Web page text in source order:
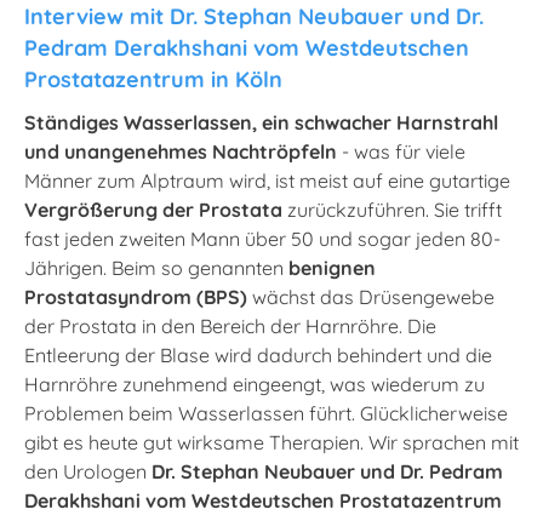
Interview mit Dr. Stephan Neubauer und Dr.
Pedram Derakhshani vom Westdeutschen
Prostatazentrum in Köln
Ständiges Wasserlassen, ein schwacher Harnstrahl
und unangenehmes Nachtröpfeln - was für viele
Männer zum Alptraum wird, ist meist auf eine gutartige
Vergrößerung der Prostata zurückzuführen. Sie trifft
fast jeden zweiten Mann über 50 und sogar jeden 80-
Jährigen. Beim so genannten benignen
Prostatasyndrom (BPS) wächst das Drüsengewebe
der Prostata in den Bereich der Harnröhre. Die
Entleerung der Blase wird dadurch behindert und die
Harnröhre zunehmend eingeengt, was wiederum zu
Problemen beim Wasserlassen führt. Glücklicherweise
gibt es heute gut wirksame Therapien. Wir sprachen mit
den Urologen Dr. Stephan Neubauer und Dr. Pedram
Derakhshani vom Westdeutschen Prostatazentrum